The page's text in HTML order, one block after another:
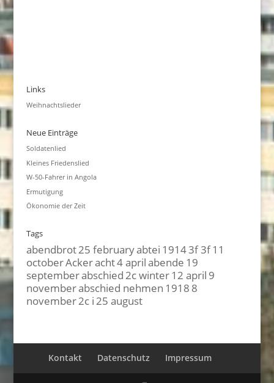
Links
Weihnachtslieder
Neue Einträge
Soldatenlied
Kleines Friedenslied
W-50-Fahrer in Angola
Ermutigung
Ökonomie der Zeit
Tags
abendbrot25 februaryabtei 19143f 3f11
octoberAckeracht4 aprilabende 19
septemberabschied2c winter12 april 9
novemberabschied nehmen 1918 8
november2c i25 august
Kontakt Datenschutz Impressum